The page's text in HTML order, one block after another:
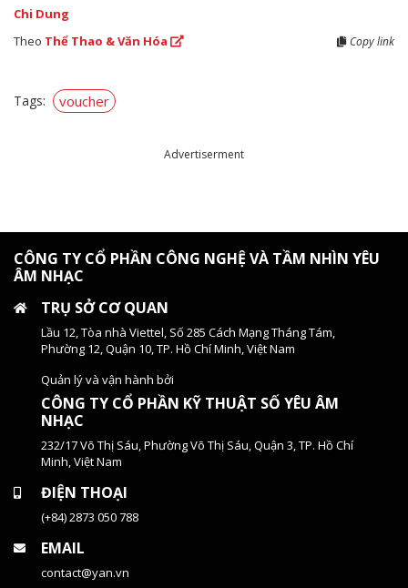
Chi Dung
Theo Thể Thao & Văn Hóa Copy link
Tags: voucher
Advertiserment
CÔNG TY CỔ PHẦN CÔNG NGHỆ VÀ TẦM NHÌN YÊU
ÂM NHẠC
TRỤ SỞ CƠ QUAN
Lầu 12, Tòa nhà Viettel, Số 285 Cách Mạng Tháng Tám,
Phường 12, Quận 10, TP. Hồ Chí Minh, Việt Nam
Quản lý và vận hành bởi
CÔNG TY CỔ PHẦN KỸ THUẬT SỐ YÊU ÂM
NHẠC
232/17 Võ Thị Sáu, Phường Võ Thị Sáu, Quận 3, TP. Hồ Chí
Minh, Việt Nam
ĐIỆN THOẠI
(+84) 2873 050 788
EMAIL
contact@yan.vn